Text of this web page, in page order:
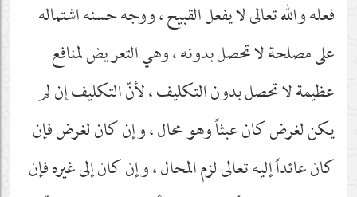
فعله والله تعالى لا يفعل القبيح ، ووجه حسنه اشتماله
على مصلحة لا تحصل بدونه ، وهي التعريض لمنافع
عظيمة لا تحصل بدون التكليف ، لأنّ التكليف إن لم
يكن لغرض كان عبثاً وهو محال ، وإن كان لغرض فإن
كان عائداً إليه تعالى لزم المحال ، وإن كان إلى غيره فإن